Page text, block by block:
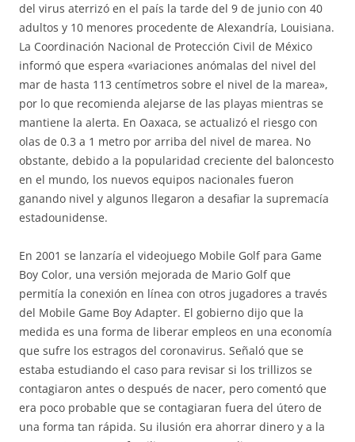
del virus aterrizó en el país la tarde del 9 de junio con 40
adultos y 10 menores procedente de Alexandría, Louisiana.
La Coordinación Nacional de Protección Civil de México
informó que espera «variaciones anómalas del nivel del
mar de hasta 113 centímetros sobre el nivel de la marea»,
por lo que recomienda alejarse de las playas mientras se
mantiene la alerta. En Oaxaca, se actualizó el riesgo con
olas de 0.3 a 1 metro por arriba del nivel de marea. No
obstante, debido a la popularidad creciente del baloncesto
en el mundo, los nuevos equipos nacionales fueron
ganando nivel y algunos llegaron a desafiar la supremacía
estadounidense.
En 2001 se lanzaría el videojuego Mobile Golf para Game
Boy Color, una versión mejorada de Mario Golf que
permitía la conexión en línea con otros jugadores a través
del Mobile Game Boy Adapter. El gobierno dijo que la
medida es una forma de liberar empleos en una economía
que sufre los estragos del coronavirus. Señaló que se
estaba estudiando el caso para revisar si los trillizos se
contagiaron antes o después de nacer, pero comentó que
era poco probable que se contagiaran fuera del útero de
una forma tan rápida. Su ilusión era ahorrar dinero y a la